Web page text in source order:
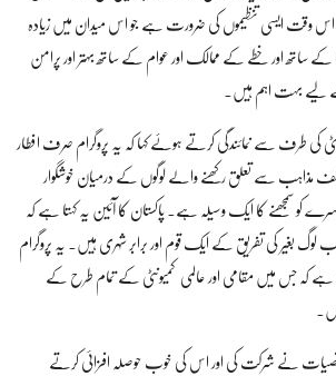
اس وقت ایسی تنظیموں کی ضرورت ہے جو اس میدان میں زیادہ
کے ساتھ اور خطے کے ممالک اور عوام کے ساتھ بہتر اور پرامن
لیے بہت اہم ہیں۔
کی طرف سے نمائندگی کرتے ہوئے کہا کہ یہ پروگرام صرف افطار
مذاہب سے تعلق رکھنے والے لوگوں کے درمیان خوشگوار
کو سمجھنے کا ایک وسیلہ ہے۔ پاکستان کا آئین یہ کہتا ہے کہ
بغیر کی تفریق کے ایک قوم اور برابر شہری ہیں۔ یہ پروگرام
ہے کہ جس میں مقامی اور عالمی کمیونٹی کے تمام طرح کے
نے شرکت کی اور اس کی خوب حوصلہ افزائی کرتے